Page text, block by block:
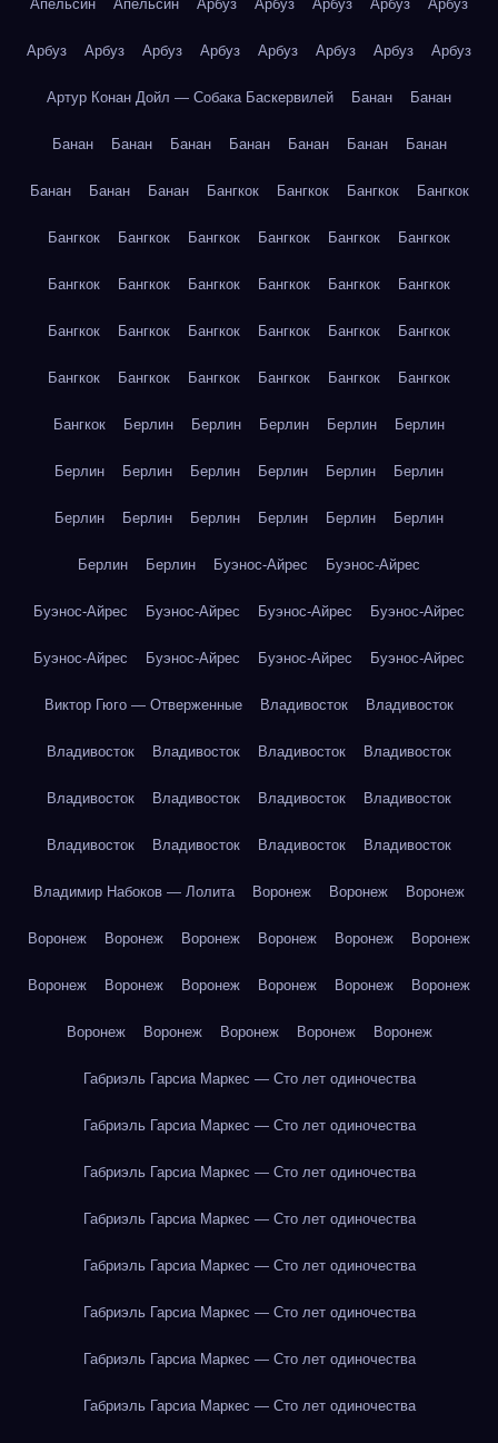
Апельсин Апельсин Арбуз Арбуз Арбуз Арбуз Арбуз
Арбуз Арбуз Арбуз Арбуз Арбуз Арбуз Арбуз Арбуз
Артур Конан Дойл — Собака Баскервилей Банан Банан
Банан Банан Банан Банан Банан Банан Банан
Банан Банан Банан Бангкок Бангкок Бангкок Бангкок
Бангкок Бангкок Бангкок Бангкок Бангкок Бангкок
Бангкок Бангкок Бангкок Бангкок Бангкок Бангкок
Бангкок Бангкок Бангкок Бангкок Бангкок Бангкок
Бангкок Бангкок Бангкок Бангкок Бангкок Бангкок
Бангкок Берлин Берлин Берлин Берлин Берлин
Берлин Берлин Берлин Берлин Берлин Берлин
Берлин Берлин Берлин Берлин Берлин Берлин
Берлин Берлин Буэнос-Айрес Буэнос-Айрес
Буэнос-Айрес Буэнос-Айрес Буэнос-Айрес Буэнос-Айрес
Буэнос-Айрес Буэнос-Айрес Буэнос-Айрес Буэнос-Айрес
Виктор Гюго — Отверженные Владивосток Владивосток
Владивосток Владивосток Владивосток Владивосток
Владивосток Владивосток Владивосток Владивосток
Владивосток Владивосток Владивосток Владивосток
Владимир Набоков — Лолита Воронеж Воронеж Воронеж
Воронеж Воронеж Воронеж Воронеж Воронеж Воронеж
Воронеж Воронеж Воронеж Воронеж Воронеж Воронеж
Воронеж Воронеж Воронеж Воронеж Воронеж
Габриэль Гарсиа Маркес — Сто лет одиночества
Габриэль Гарсиа Маркес — Сто лет одиночества
Габриэль Гарсиа Маркес — Сто лет одиночества
Габриэль Гарсиа Маркес — Сто лет одиночества
Габриэль Гарсиа Маркес — Сто лет одиночества
Габриэль Гарсиа Маркес — Сто лет одиночества
Габриэль Гарсиа Маркес — Сто лет одиночества
Габриэль Гарсиа Маркес — Сто лет одиночества